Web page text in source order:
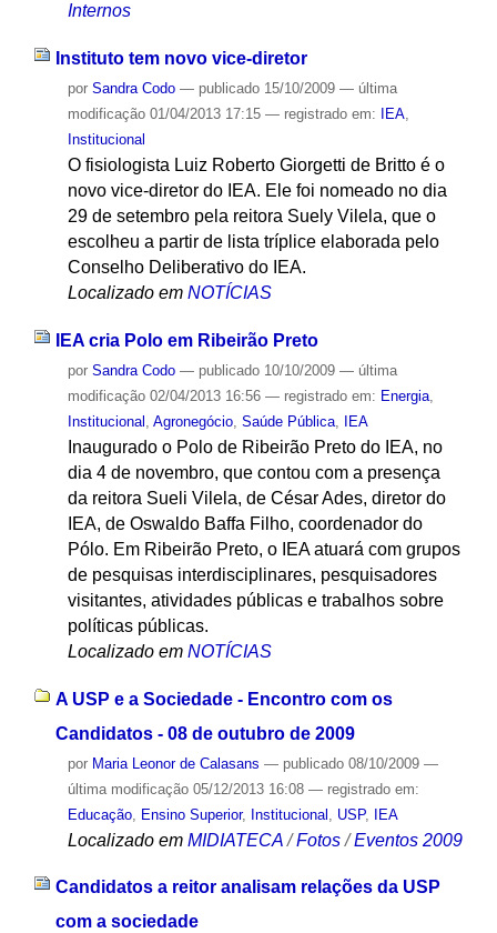
Internos
Instituto tem novo vice-diretor
por Sandra Codo — publicado15/10/2009 — última
modificação01/04/2013 17:15 — registrado em: IEA,
Institucional
O fisiologista Luiz Roberto Giorgetti de Britto é o
novo vice-diretor do IEA. Ele foi nomeado no dia
29 de setembro pela reitora Suely Vilela, que o
escolheu a partir de lista tríplice elaborada pelo
Conselho Deliberativo do IEA.
Localizado em NOTÍCIAS
IEA cria Polo em Ribeirão Preto
por Sandra Codo — publicado10/10/2009 — última
modificação02/04/2013 16:56 — registrado em: Energia,
Institucional
Agronegócio, Saúde Pública, IEA
Inaugurado o Polo de Ribeirão Preto do IEA, no
dia 4 de novembro, que contou com a presença
da reitora Sueli Vilela, de César Ades, diretor do
IEA, de Oswaldo Baffa Filho, coordenador do
Pólo. Em Ribeirão Preto, o IEA atuará com grupos
de pesquisas interdisciplinares, pesquisadores
visitantes, atividades públicas e trabalhos sobre
políticas públicas.
Localizado em NOTÍCIAS
A USP e a Sociedade - Encontro com os
Candidatos - 08 de outubro de 2009
por Maria Leonor de Calasans — publicado08/10/2009 —
última modificação05/12/2013 16:08 — registrado em:
Educação, Ensino Superior, Institucional USP, IEA
Localizado em MIDIATECA /Fotos /Eventos 2009
Candidatos a reitor analisam relações da USP
com a sociedade